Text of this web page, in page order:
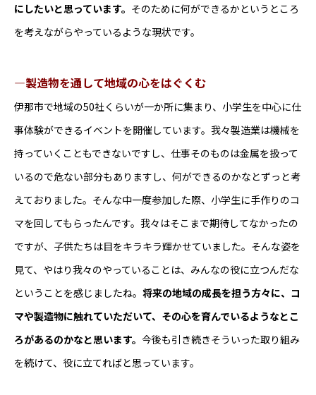
にしたいと思っています。 そのために何ができるかというところ
を考えながらやっているような現状です。
―製造物を通して地域の心をはぐくむ
伊那市で地域の50社くらいが一か所に集まり、小学生を中心に仕
事体験ができるイベントを開催しています。我々製造業は機械を
持っていくこともできないですし、仕事そのものは金属を扱って
いるので危ない部分もありますし、何ができるのかなとずっと考
えておりました。そんな中一度参加した際、小学生に手作りのコ
マを回してもらったんです。我々はそこまで期待してなかったの
ですが、子供たちは目をキラキラ輝かせていました。そんな姿を
見て、やはり我々のやっていることは、みんなの役に立つんだな
ということを感じましたね。 将来の地域の成長を担う方々に、コ
マや製造物に触れていただいて、その心を育んでいるようなとこ
ろがあるのかなと思います。 今後も引き続きそういった取り組み
を続けて、役に立てればと思っています。